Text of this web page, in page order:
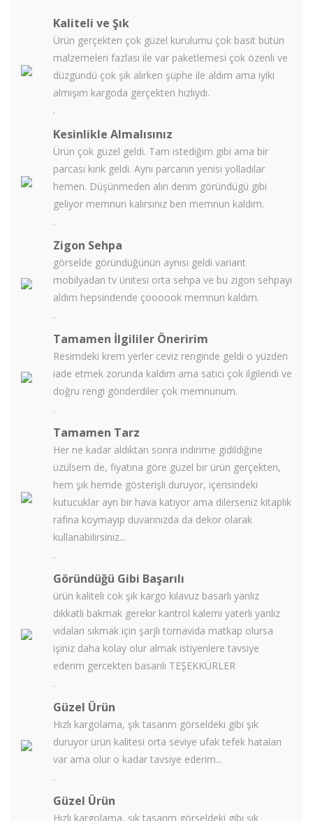
Kaliteli ve Şık
Ürün gerçekten çok güzel kurulumu çok basit bütün
malzemeleri fazlası ile var paketlemesi çok özenli ve
düzgündü çok şık alırken şüphe ile aldım ama iyiki
almışım kargoda gerçekten hızlıydı.
.
Kesinlikle Almalısınız
Ürün çok güzel geldi. Tam istediğim gibi ama bir
parcası kırık geldi. Aynı parcanın yenisi yolladılar
hemen. Düşünmeden alın derim göründügü gibi
geliyor memnun kalırsınız ben memnun kaldım.
.
Zigon Sehpa
görselde göründüğünün aynısı geldi variant
mobilyadan tv ünitesi orta sehpa ve bu zigon sehpayı
aldım hepsindende çoooook memnun kaldım.
.
Tamamen İlgililer Öneririm
Resimdeki krem yerler ceviz renginde geldi o yüzden
iade etmek zorunda kaldım ama satıcı çok ilgilendi ve
doğru rengi gönderdiler çok memnunum.
.
Tamamen Tarz
Her ne kadar aldıktan sonra indirime gidildiğine
üzülsem de, fiyatına göre güzel bir ürün gerçekten,
hem şık hemde gösterişli duruyor, içerisindeki
kutucuklar ayrı bir hava katıyor ama dilerseniz kitaplık
rafına koymayıp duvarınızda da dekor olarak
kullanabilirsiniz...
.
Göründüğü Gibi Başarılı
ürün kaliteli cok şık kargo kılavuz basarlı yanlız
dıkkatli bakmak gerekır kantrol kalemi yaterli yanlız
vidaları sıkmak için şarjlı tornavida matkap olursa
işiniz daha kolay olur almak istiyenlere tavsiye
ederim gercekten basarılı TEŞEKKÜRLER
.
Güzel Ürün
Hızlı kargolama, şık tasarım görseldeki gibi şık
duruyor ürün kalitesi orta seviye ufak tefek hataları
var ama olur o kadar tavsiye ederim...
.
Güzel Ürün
Hızlı kargolama, şık tasarım görseldeki gibi şık